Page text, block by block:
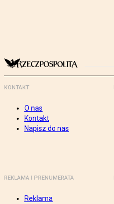
KONTAKT
O nas
Kontakt
Napisz do nas
REKLAMA I PRENUMERATA
Reklama